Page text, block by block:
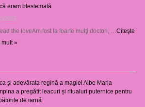
eram blestemată
2025
the loveAm fost la foarte mulţi doctori, …Citeşte
mult »
și adevărata regină a magiei Albe Maria
a pregătit leacuri și ritualuri puternice pentru
de iarnă